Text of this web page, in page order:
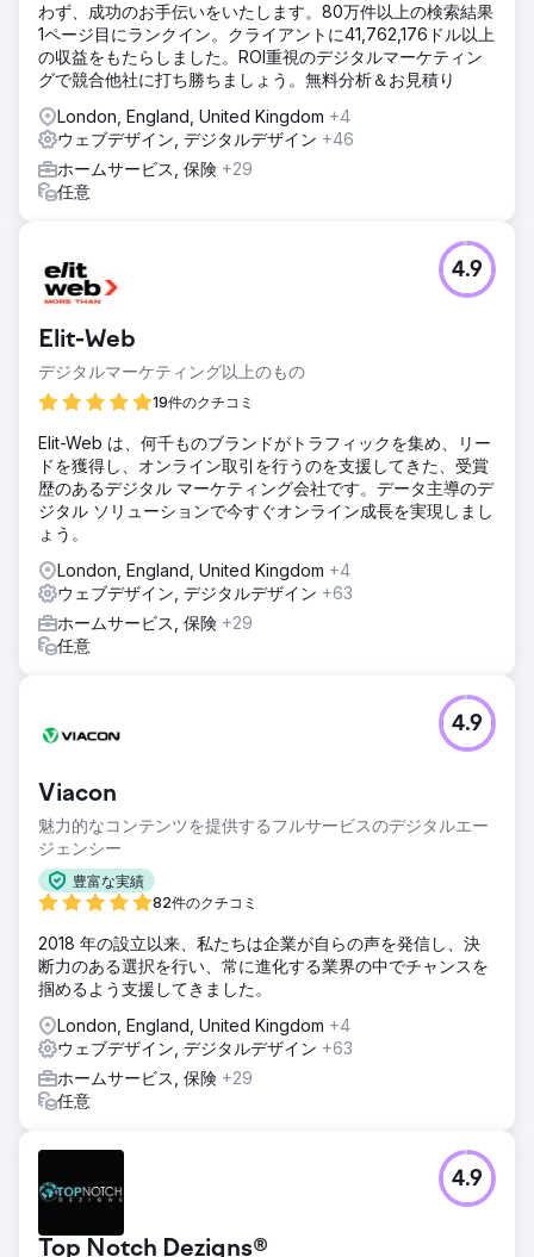
わず、成功のお手伝いをいたします。80万件以上の検索結果
1ページ目にランクイン。クライアントに41,762,176ドル以上
の収益をもたらしました。ROI重視のデジタルマーケティン
グで競合他社に打ち勝ちましょう。無料分析＆お見積り
London, England, United Kingdom +4
ウェブデザイン, デジタルデザイン +46
ホームサービス, 保険 +29
任意
Elit-Web
デジタルマーケティング以上のもの
19件のクチコミ
4.9
Elit-Web は、何千ものブランドがトラフィックを集め、リー
ドを獲得し、オンライン取引を行うのを支援してきた、受賞
歴のあるデジタル マーケティング会社です。データ主導のデ
ジタル ソリューションで今すぐオンライン成長を実現しまし
ょう。
London, England, United Kingdom +4
ウェブデザイン, デジタルデザイン +63
ホームサービス, 保険 +29
任意
Viacon
魅力的なコンテンツを提供するフルサービスのデジタルエー
ジェンシー
豊富な実績
82件のクチコミ
4.9
2018 年の設立以来、私たちは企業が自らの声を発信し、決
断力のある選択を行い、常に進化する業界の中でチャンスを
掴めるよう支援してきました。
London, England, United Kingdom +4
ウェブデザイン, デジタルデザイン +63
ホームサービス, 保険 +29
任意
Top Notch Dezigns®
4.9